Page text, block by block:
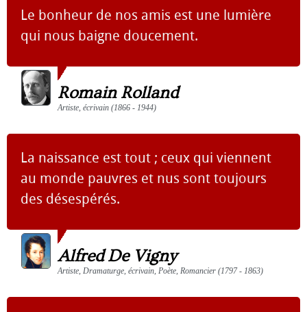
Le bonheur de nos amis est une lumière
qui nous baigne doucement.
Romain Rolland
Artiste, écrivain (1866 - 1944)
La naissance est tout ; ceux qui viennent
au monde pauvres et nus sont toujours
des désespérés.
Alfred De Vigny
Artiste, Dramaturge, écrivain, Poète, Romancier (1797 - 1863)